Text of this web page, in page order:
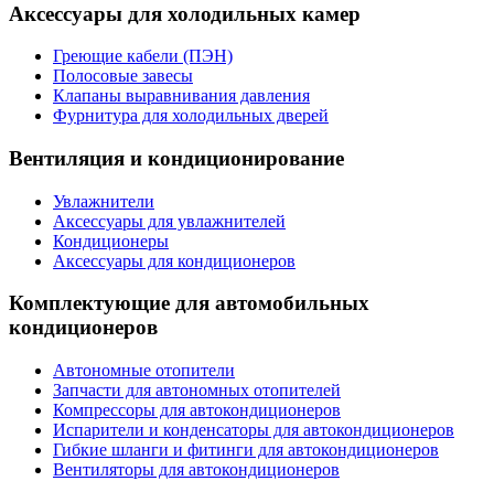
Аксессуары для холодильных камер
Греющие кабели (ПЭН)
Полосовые завесы
Клапаны выравнивания давления
Фурнитура для холодильных дверей
Вентиляция и кондиционирование
Увлажнители
Аксессуары для увлажнителей
Кондиционеры
Аксессуары для кондиционеров
Комплектующие для автомобильных
кондиционеров
Автономные отопители
Запчасти для автономных отопителей
Компрессоры для автокондиционеров
Испарители и конденсаторы для автокондиционеров
Гибкие шланги и фитинги для автокондиционеров
Вентиляторы для автокондиционеров